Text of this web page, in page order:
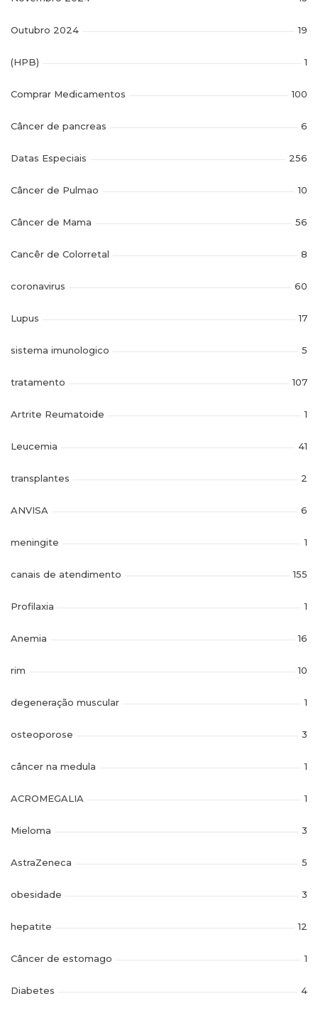
Outubro 2024 19
(HPB) 1
Comprar Medicamentos 100
Câncer de pancreas 6
Datas Especiais 256
Câncer de Pulmao 10
Câncer de Mama 56
Cancêr de Colorretal 8
coronavirus 60
Lupus 17
sistema imunologico 5
tratamento 107
Artrite Reumatoide 1
Leucemia 41
transplantes 2
ANVISA 6
meningite 1
canais de atendimento 155
Profilaxia 1
Anemia 16
rim 10
degeneração muscular 1
osteoporose 3
câncer na medula 1
ACROMEGALIA 1
Mieloma 3
AstraZeneca 5
obesidade 3
hepatite 12
Câncer de estomago 1
Diabetes 4